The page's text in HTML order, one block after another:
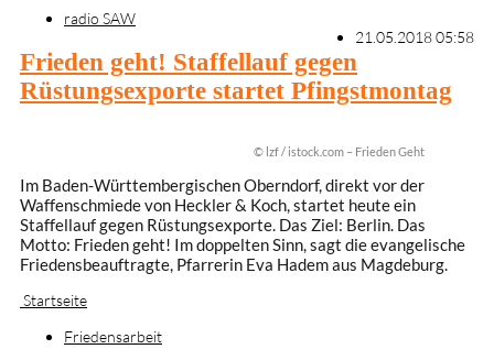
radio SAW
21.05.2018 05:58
Frieden geht! Staffellauf gegen
Rüstungsexporte startet Pfingstmontag
© lzf / istock.com – Frieden Geht
Im Baden-Württembergischen Oberndorf, direkt vor der
Waffenschmiede von Heckler & Koch, startet heute ein
Staffellauf gegen Rüstungsexporte. Das Ziel: Berlin. Das
Motto: Frieden geht! Im doppelten Sinn, sagt die evangelische
Friedensbeauftragte, Pfarrerin Eva Hadem aus Magdeburg.
Startseite
Friedensarbeit